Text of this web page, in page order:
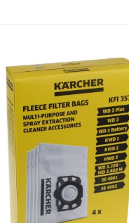
ceasuri
copii